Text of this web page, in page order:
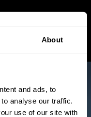
About
and ads, to
analyse our traffic.
use of our site with